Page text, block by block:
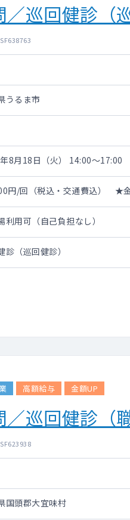
巡回健診（
うるま市
8月18日（火） 14:00～17:00
円/回（税込・交通費込） ★
利用可（自己負担なし）
診（巡回健診）
高額給与 金額UP
巡回健診（
国頭郡大宜味村